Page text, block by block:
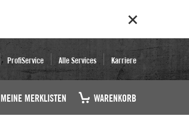
ProfiService Alle Services Karriere
MEINE MERKLISTEN WARENKORB